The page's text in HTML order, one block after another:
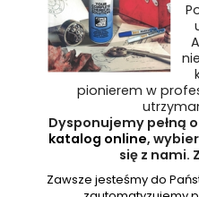
pionierem w
Dysponujemy pełną
katalog online,
się z nami.
Zawsze jesteśmy do